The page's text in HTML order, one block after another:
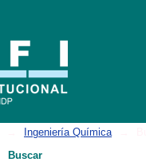
Ingeniería Química
Buscar